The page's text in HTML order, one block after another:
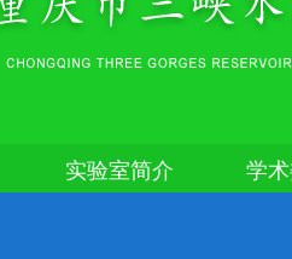
实验室简介 学